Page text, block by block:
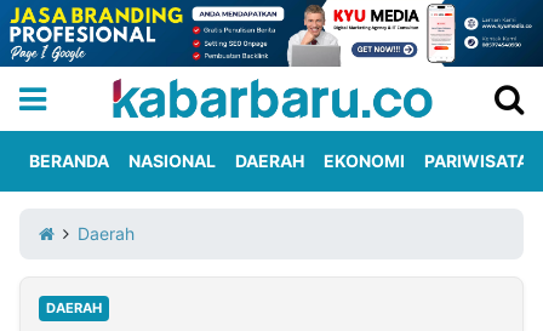
Iklan
Berita
Kami
BERANDA NASIONAL DAERAH EKONOMI PARIWISATA
Daerah
DAERAH